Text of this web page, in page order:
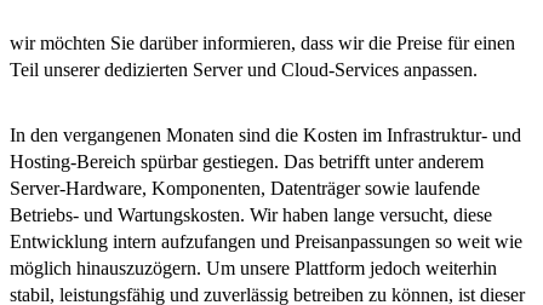
wir möchten Sie darüber informieren, dass wir die Preise für einen
Teil unserer dedizierten Server und Cloud-Services anpassen.
In den vergangenen Monaten sind die Kosten im Infrastruktur- und
Hosting-Bereich spürbar gestiegen. Das betrifft unter anderem
Server-Hardware, Komponenten, Datenträger sowie laufende
Betriebs- und Wartungskosten. Wir haben lange versucht, diese
Entwicklung intern aufzufangen und Preisanpassungen so weit wie
möglich hinauszuzögern. Um unsere Plattform jedoch weiterhin
stabil, leistungsfähig und zuverlässig betreiben zu können, ist dieser